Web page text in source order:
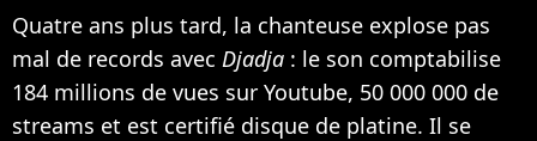
Quatre ans plus tard, la chanteuse explose pas
mal de records avec Djadja : le son comptabilise
184 millions de vues sur Youtube, 50 000 000 de
streams et est certifié disque de platine. Il se